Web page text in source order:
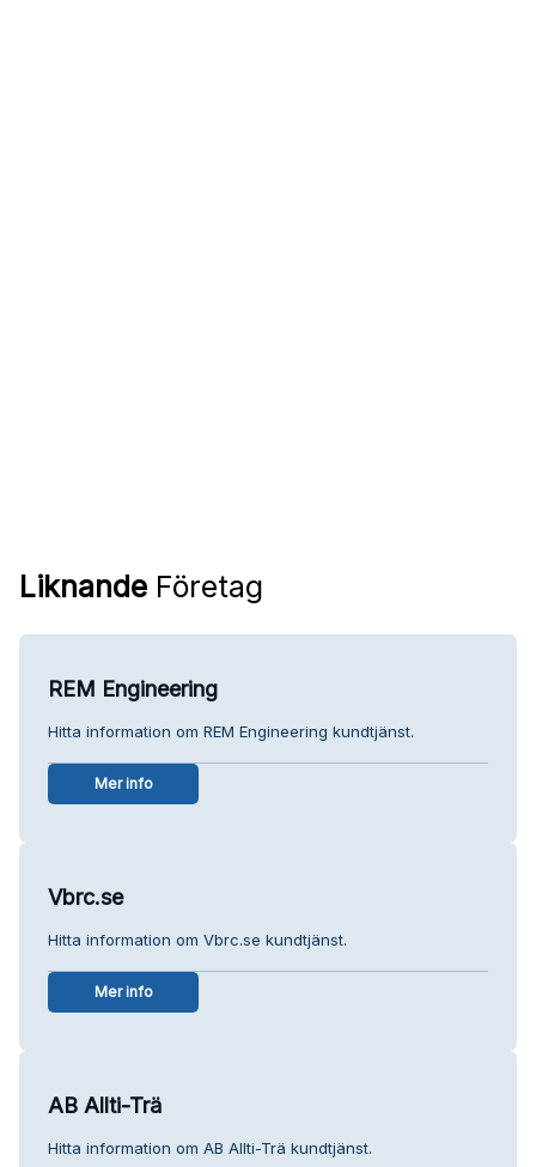
Liknande Företag
REM Engineering
Hitta information om REM Engineering kundtjänst.
Mer info
Vbrc.se
Hitta information om Vbrc.se kundtjänst.
Mer info
AB Allti-Trä
Hitta information om AB Allti-Trä kundtjänst.